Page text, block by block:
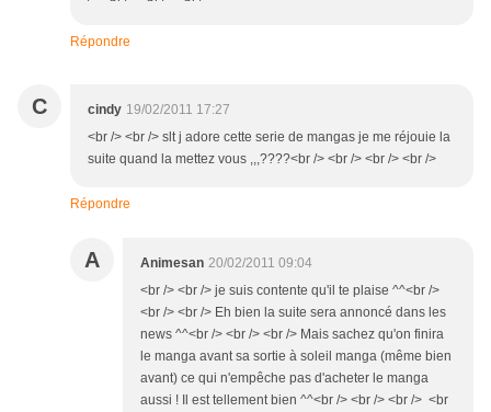
Répondre
C cindy 19/02/2011 17:27
<br /> <br /> slt j adore cette serie de mangas je me réjouie la
suite quand la mettez vous ,,,????<br /> <br /> <br /> <br />
Répondre
A Animesan 20/02/2011 09:04
<br /> <br /> je suis contente qu'il te plaise ^^<br />
<br /> <br /> Eh bien la suite sera annoncé dans les
news ^^<br /> <br /> <br /> Mais sachez qu'on finira
le manga avant sa sortie à soleil manga (même bien
avant) ce qui n'empêche pas d'acheter le manga
aussi ! Il est tellement bien ^^<br /> <br /> <br /> <br